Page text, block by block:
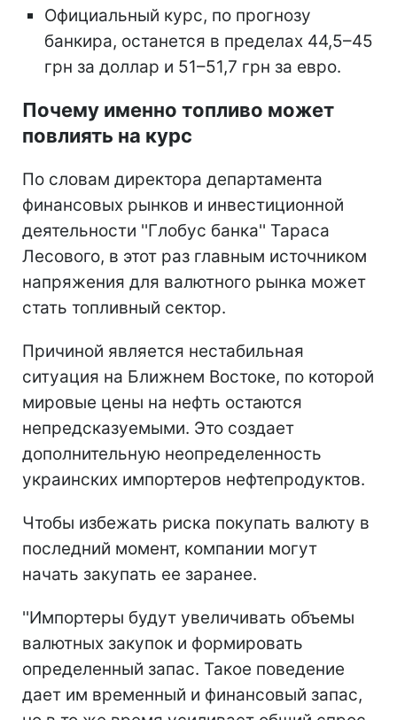
Официальный курс, по прогнозу
банкира, останется в пределах 44,5–45
грн за доллар и 51–51,7 грн за евро.
Почему именно топливо может
повлиять на курс
По словам директора департамента
финансовых рынков и инвестиционной
деятельности ''Глобус банка'' Тараса
Лесового, в этот раз главным источником
напряжения для валютного рынка может
стать топливный сектор.
Причиной является нестабильная
ситуация на Ближнем Востоке, по которой
мировые цены на нефть остаются
непредсказуемыми. Это создает
дополнительную неопределенность
украинских импортеров нефтепродуктов.
Чтобы избежать риска покупать валюту в
последний момент, компании могут
начать закупать ее заранее.
''Импортеры будут увеличивать объемы
валютных закупок и формировать
определенный запас. Такое поведение
дает им временный и финансовый запас,